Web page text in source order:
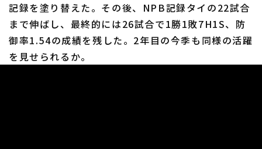
記録を塗り替えた。その後、NPB記録タイの22試合
まで伸ばし、最終的には26試合で1勝1敗7H1S、防
御率1.54の成績を残した。2年目の今季も同様の活躍
を見せられるか。